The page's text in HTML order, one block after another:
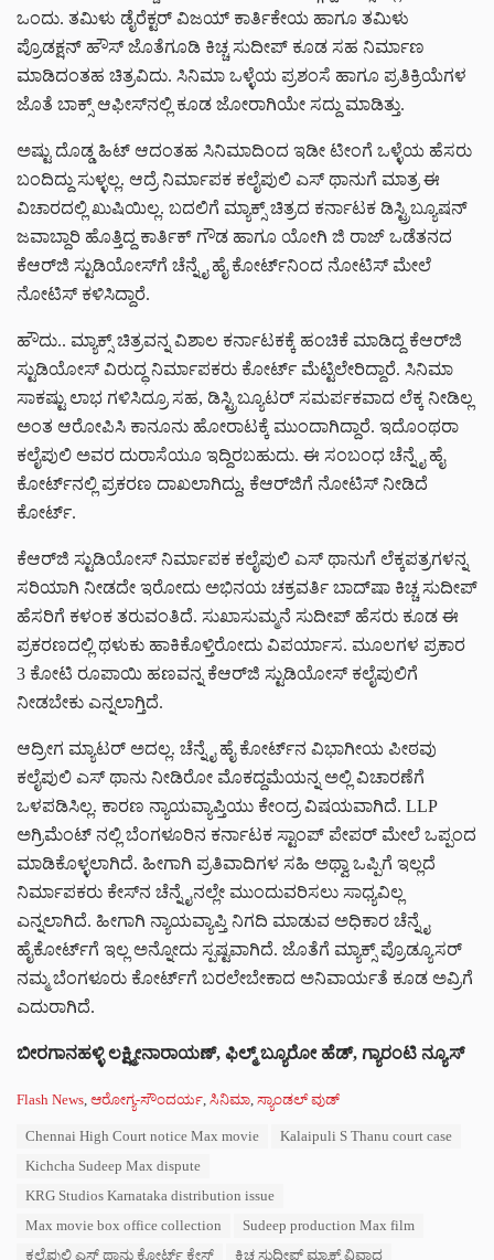
ಒಂದು. ತಮಿಳು ಡೈರೆಕ್ಟರ್ ವಿಜಯ್ ಕಾರ್ತಿಕೇಯ ಹಾಗೂ ತಮಿಳು
ಪ್ರೊಡಕ್ಷನ್ ಹೌಸ್ ಜೊತೆಗೂಡಿ ಕಿಚ್ಚ ಸುದೀಪ್ ಕೂಡ ಸಹ ನಿರ್ಮಾಣ
ಮಾಡಿದಂತಹ ಚಿತ್ರವಿದು. ಸಿನಿಮಾ ಒಳ್ಳೆಯ ಪ್ರಶಂಸೆ ಹಾಗೂ ಪ್ರತಿಕ್ರಿಯೆಗಳ
ಜೊತೆ ಬಾಕ್ಸ್ ಆಫೀಸ್‌ನಲ್ಲಿ ಕೂಡ ಜೋರಾಗಿಯೇ ಸದ್ದು ಮಾಡಿತ್ತು.
ಅಷ್ಟು ದೊಡ್ಡ ಹಿಟ್ ಆದಂತಹ ಸಿನಿಮಾದಿಂದ ಇಡೀ ಟೀಂಗೆ ಒಳ್ಳೆಯ ಹೆಸರು
ಬಂದಿದ್ದು ಸುಳ್ಳಲ್ಲ. ಆದ್ರೆ ನಿರ್ಮಾಪಕ ಕಲೈಪುಲಿ ಎಸ್ ಥಾನುಗೆ ಮಾತ್ರ ಈ
ವಿಚಾರದಲ್ಲಿ ಖುಷಿಯಿಲ್ಲ. ಬದಲಿಗೆ ಮ್ಯಾಕ್ಸ್ ಚಿತ್ರದ ಕರ್ನಾಟಕ ಡಿಸ್ಟ್ರಿಬ್ಯೂಷನ್
ಜವಾಬ್ದಾರಿ ಹೊತ್ತಿದ್ದ ಕಾರ್ತಿಕ್ ಗೌಡ ಹಾಗೂ ಯೋಗಿ ಜಿ ರಾಜ್ ಒಡೆತನದ
ಕೆಆರ್‌ಜಿ ಸ್ಟುಡಿಯೋಸ್‌‌ಗೆ ಚೆನ್ನೈ ಹೈ ಕೋರ್ಟ್‌ನಿಂದ ನೋಟಿಸ್ ಮೇಲೆ
ನೋಟಿಸ್ ಕಳಿಸಿದ್ದಾರೆ.
ಹೌದು.. ಮ್ಯಾಕ್ಸ್ ಚಿತ್ರವನ್ನ ವಿಶಾಲ ಕರ್ನಾಟಕಕ್ಕೆ ಹಂಚಿಕೆ ಮಾಡಿದ್ದ ಕೆಆರ್‌ಜಿ
ಸ್ಟುಡಿಯೋಸ್ ವಿರುದ್ಧ ನಿರ್ಮಾಪಕರು ಕೋರ್ಟ್ ಮೆಟ್ಟಿಲೇರಿದ್ದಾರೆ. ಸಿನಿಮಾ
ಸಾಕಷ್ಟು ಲಾಭ ಗಳಿಸಿದ್ರೂ ಸಹ, ಡಿಸ್ಟ್ರಿಬ್ಯೂಟರ್ ಸಮರ್ಪಕವಾದ ಲೆಕ್ಕ ನೀಡಿಲ್ಲ
ಅಂತ ಆರೋಪಿಸಿ ಕಾನೂನು ಹೋರಾಟಕ್ಕೆ ಮುಂದಾಗಿದ್ದಾರೆ. ಇದೊಂಥರಾ
ಕಲೈಪುಲಿ ಅವರ ದುರಾಸೆಯೂ ಇದ್ದಿರಬಹುದು. ಈ ಸಂಬಂಧ ಚೆನ್ನೈ ಹೈ
ಕೋರ್ಟ್‌‌ನಲ್ಲಿ ಪ್ರಕರಣ ದಾಖಲಾಗಿದ್ದು, ಕೆಆರ್‌ಜಿಗೆ ನೋಟಿಸ್ ನೀಡಿದೆ
ಕೋರ್ಟ್.
ಕೆಆರ್‌ಜಿ ಸ್ಟುಡಿಯೋಸ್ ನಿರ್ಮಾಪಕ ಕಲೈಪುಲಿ ಎಸ್ ಥಾನುಗೆ ಲೆಕ್ಕಪತ್ರಗಳನ್ನ
ಸರಿಯಾಗಿ ನೀಡದೇ ಇರೋದು ಅಭಿನಯ ಚಕ್ರವರ್ತಿ ಬಾದ್‌ಷಾ ಕಿಚ್ಚ ಸುದೀಪ್‌
ಹೆಸರಿಗೆ ಕಳಂಕ ತರುವಂತಿದೆ. ಸುಖಾಸುಮ್ಮನೆ ಸುದೀಪ್ ಹೆಸರು ಕೂಡ ಈ
ಪ್ರಕರಣದಲ್ಲಿ ಥಳುಕು ಹಾಕಿಕೊಳ್ತಿರೋದು ವಿಪರ್ಯಾಸ. ಮೂಲಗಳ ಪ್ರಕಾರ
3 ಕೋಟಿ ರೂಪಾಯಿ ಹಣವನ್ನ ಕೆಆರ್‌ಜಿ ಸ್ಟುಡಿಯೋಸ್ ಕಲೈಪುಲಿಗೆ
ನೀಡಬೇಕು ಎನ್ನಲಾಗ್ತಿದೆ.
ಆದ್ರೀಗ ಮ್ಯಾಟರ್ ಅದಲ್ಲ. ಚೆನ್ನೈ ಹೈ ಕೋರ್ಟ್‌‌ನ ವಿಭಾಗೀಯ ಪೀಠವು
ಕಲೈಪುಲಿ ಎಸ್ ಥಾನು ನೀಡಿರೋ ಮೊಕದ್ದಮೆಯನ್ನ ಅಲ್ಲಿ ವಿಚಾರಣೆಗೆ
ಒಳಪಡಿಸಿಲ್ಲ. ಕಾರಣ ನ್ಯಾಯವ್ಯಾಪ್ತಿಯು ಕೇಂದ್ರ ವಿಷಯವಾಗಿದೆ. LLP
ಅಗ್ರಿಮೆಂಟ್ ನಲ್ಲಿ ಬೆಂಗಳೂರಿನ ಕರ್ನಾಟಕ ಸ್ಟಾಂಪ್ ಪೇಪರ್ ಮೇಲೆ ಒಪ್ಪಂದ
ಮಾಡಿಕೊಳ್ಳಲಾಗಿದೆ. ಹೀಗಾಗಿ ಪ್ರತಿವಾದಿಗಳ ಸಹಿ ಅಥ್ವಾ ಒಪ್ಪಿಗೆ ಇಲ್ಲದೆ
ನಿರ್ಮಾಪಕರು ಕೇಸ್‌‌ನ ಚೆನ್ನೈನಲ್ಲೇ ಮುಂದುವರಿಸಲು ಸಾಧ್ಯವಿಲ್ಲ
ಎನ್ನಲಾಗಿದೆ. ಹೀಗಾಗಿ ನ್ಯಾಯವ್ಯಾಪ್ತಿ ನಿಗದಿ ಮಾಡುವ ಅಧಿಕಾರ ಚೆನ್ನೈ
ಹೈಕೋರ್ಟ್‌‌ಗೆ ಇಲ್ಲ ಅನ್ನೋದು ಸ್ಪಷ್ಟವಾಗಿದೆ. ಜೊತೆಗೆ ಮ್ಯಾಕ್ಸ್ ಪ್ರೊಡ್ಯೂಸರ್
ನಮ್ಮ ಬೆಂಗಳೂರು ಕೋರ್ಟ್‌‌ಗೆ ಬರಲೇಬೇಕಾದ ಅನಿವಾರ್ಯತೆ ಕೂಡ ಅವ್ರಿಗೆ
ಎದುರಾಗಿದೆ.
ಬೀರಗಾನಹಳ್ಳಿ ಲಕ್ಷ್ಮೀನಾರಾಯಣ್, ಫಿಲ್ಮ್ ಬ್ಯೂರೋ ಹೆಡ್, ಗ್ಯಾರಂಟಿ ನ್ಯೂಸ್
C
Flash News ಆರೋಗ್ಯ-ಸೌಂದರ್ಯ ಸಿನಿಮಾ ಸ್ಯಾಂಡಲ್ ವುಡ್
Chennai High Court notice Max movie
Kalaipuli S Thanu court case
Kichcha Sudeep Max dispute
KRG Studios Karnataka distribution issue
Max movie box office collection
Sudeep production Max film
ಕಲೈಪುಲಿ ಎಸ್ ಥಾನು ಕೋರ್ಟ್ ಕೇಸ್
ಕಿಚ್ಚ ಸುದೀಪ್ ಮ್ಯಾಕ್ಸ್ ವಿವಾದ